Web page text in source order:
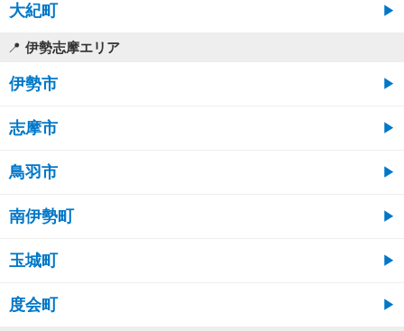
大紀町
伊勢志摩エリア
伊勢市
志摩市
鳥羽市
南伊勢町
玉城町
度会町